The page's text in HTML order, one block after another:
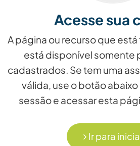
Acesse sua
A página ou recurso que
está disponível somente
cadastrados. Se tem uma
válida, use o botão abaixo
sessão e acessar esta
Ir para